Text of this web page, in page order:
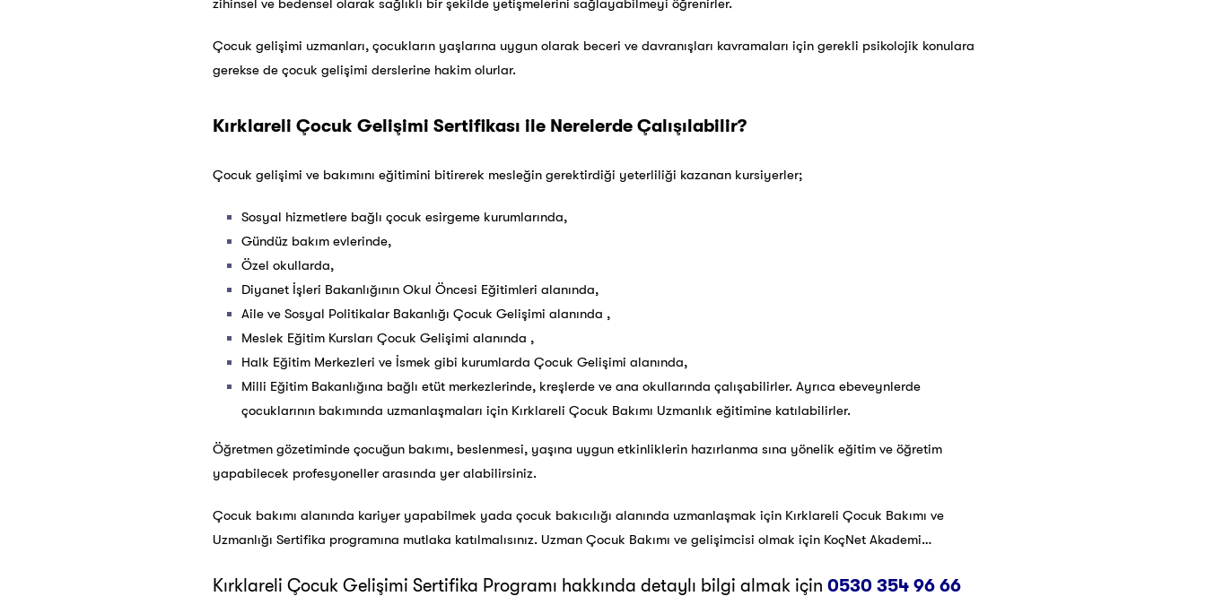
zihinsel ve bedensel olarak sağlıklı bir şekilde yetişmelerini sağlayabilmeyi öğrenirler.
Çocuk gelişimi uzmanları, çocukların yaşlarına uygun olarak beceri ve davranışları kavramaları için gerekli psikolojik konulara
gerekse de çocuk gelişimi derslerine hakim olurlar.
Kırklareli Çocuk Gelişimi Sertifikası ile Nerelerde Çalışılabilir?
Çocuk gelişimi ve bakımını eğitimini bitirerek mesleğin gerektirdiği yeterliliği kazanan kursiyerler;
Sosyal hizmetlere bağlı çocuk esirgeme kurumlarında,
Gündüz bakım evlerinde,
Özel okullarda,
Diyanet İşleri Bakanlığının Okul Öncesi Eğitimleri alanında,
Aile ve Sosyal Politikalar Bakanlığı Çocuk Gelişimi alanında ,
Meslek Eğitim Kursları Çocuk Gelişimi alanında ,
Halk Eğitim Merkezleri ve İsmek gibi kurumlarda Çocuk Gelişimi alanında,
Milli Eğitim Bakanlığına bağlı etüt merkezlerinde, kreşlerde ve ana okullarında çalışabilirler. Ayrıca ebeveynlerde
çocuklarının bakımında uzmanlaşmaları için Kırklareli Çocuk Bakımı Uzmanlık eğitimine katılabilirler.
Öğretmen gözetiminde çocuğun bakımı, beslenmesi, yaşına uygun etkinliklerin hazırlanma sına yönelik eğitim ve öğretim
yapabilecek profesyoneller arasında yer alabilirsiniz.
Çocuk bakımı alanında kariyer yapabilmek yada çocuk bakıcılığı alanında uzmanlaşmak için Kırklareli Çocuk Bakımı ve
Uzmanlığı Sertifika programına mutlaka katılmalısınız. Uzman Çocuk Bakımı ve gelişimcisi olmak için KoçNet Akademi…
Kırklareli Çocuk Gelişimi Sertifika Programı hakkında detaylı bilgi almak için 0530 354 96 66